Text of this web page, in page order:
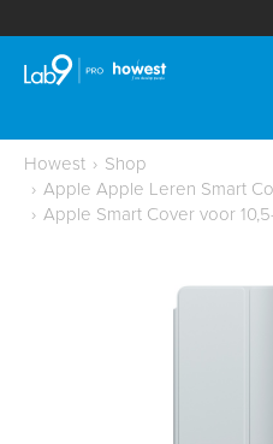
Howest › Shop
› Apple Apple Leren Smart
› Apple Smart Cover voor